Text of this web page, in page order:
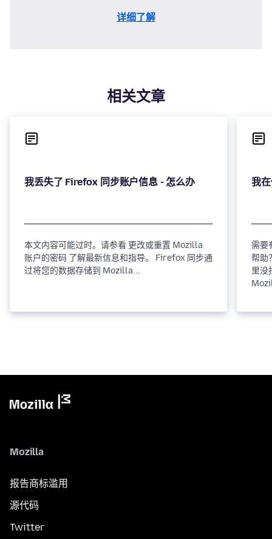
详细了解
相关文章
本文内容可能过时。请参看 更改或重置 Mozilla
账户的密码 了解最新信息和指导。 Firefox 同步通
过将您的数据存储到 Mozilla...
需要
帮助
里没
Mozilla
报告商标滥用
源代码
Twitter